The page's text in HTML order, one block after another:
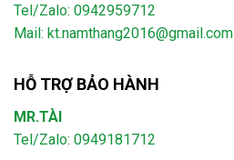
Tel/Zalo: 0942959712
Mail: kt.namthang2016@gmail.com
HỖ TRỢ BẢO HÀNH
MR.TÀI
Tel/Zalo: 0949181712